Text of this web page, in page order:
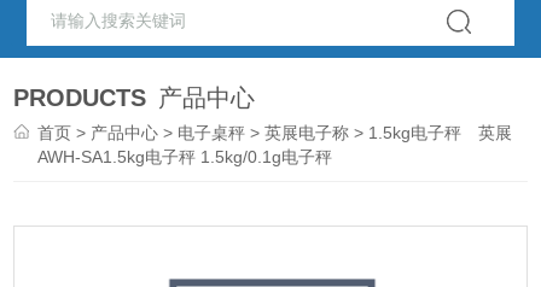
PRODUCTS 产品中心
首页 > 产品中心 > 电子桌秤 >英展电子称 > 1.5kg电子秤 英展
AWH-SA1.5kg电子秤 1.5kg/0.1g电子秤